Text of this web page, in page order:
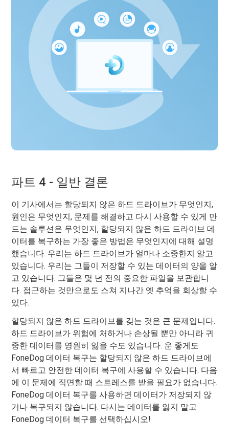
파트 4 - 일반 결론
이 기사에서는 할당되지 않은 하드 드라이브가 무엇인지,
원인은 무엇인지, 문제를 해결하고 다시 사용할 수 있게 만
드는 솔루션은 무엇인지, 할당되지 않은 하드 드라이브 데
이터를 복구하는 가장 좋은 방법은 무엇인지에 대해 설명
했습니다. 우리는 하드 드라이브가 얼마나 소중한지 알고
있습니다. 우리는 그들이 저장할 수 있는 데이터의 양을 알
고 있습니다. 그들은 몇 년 전의 중요한 파일을 보관합니
다. 접근하는 것만으로도 스쳐 지나간 옛 추억을 회상할 수
있다.
할당되지 않은 하드 드라이브를 갖는 것은 큰 문제입니다.
하드 드라이브가 위험에 처하거나 손상될 뿐만 아니라 귀
중한 데이터를 영원히 잃을 수도 있습니다. 운 좋게도
FoneDog 데이터 복구는 할당되지 않은 하드 드라이브에
서 빠르고 안전한 데이터 복구에 사용할 수 있습니다. 다음
에 이 문제에 직면할 때 스트레스를 받을 필요가 없습니다.
FoneDog 데이터 복구를 사용하면 데이터가 저장되지 않
거나 복구되지 않습니다. 다시는 데이터를 잃지 말고
FoneDog 데이터 복구를 선택하십시오!